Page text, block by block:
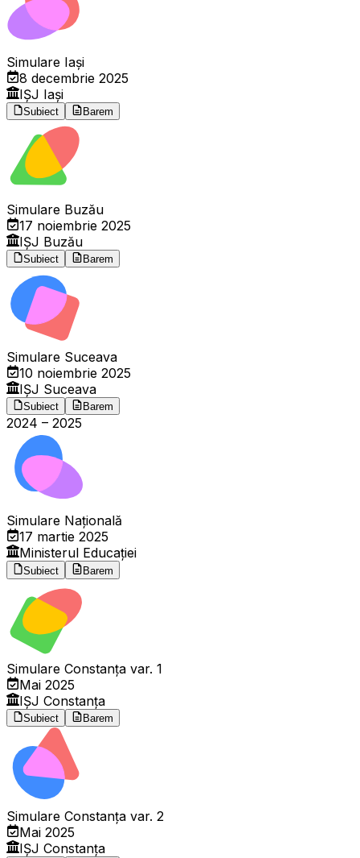
Simulare Iași
8 decembrie 2025
IȘJ Iași
Subiect Barem
Simulare Buzău
17 noiembrie 2025
IȘJ Buzău
Subiect Barem
Simulare Suceava
10 noiembrie 2025
IȘJ Suceava
Subiect Barem
2024 – 2025
Simulare Națională
17 martie 2025
Ministerul Educației
Subiect Barem
Simulare Constanța var. 1
Mai 2025
IȘJ Constanța
Subiect Barem
Simulare Constanța var. 2
Mai 2025
IȘJ Constanța